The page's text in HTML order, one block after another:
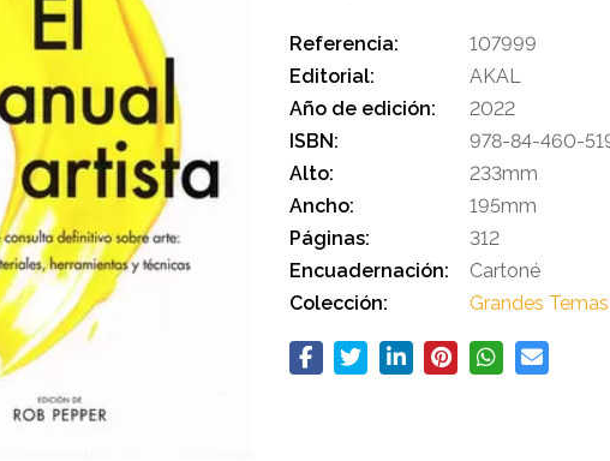
Referencia:
107999
Editorial:
AKAL
Año de edición:
2022
ISBN:
978-84-460-
Alto:
233mm
Ancho:
195mm
Páginas:
312
Encuadernación:
Cartoné
Colección:
Grandes Temas